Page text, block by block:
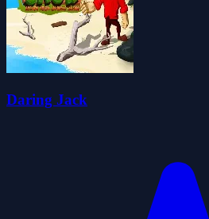
Daring Jack